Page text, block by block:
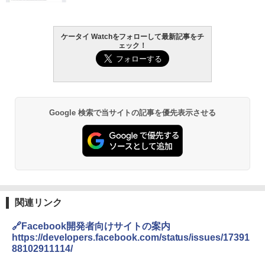
ケータイ Watchをフォローして最新記事をチ
ェック！
Google 検索で当サイトの記事を優先表示させる
関連リンク
🔗Facebook開発者向けサイトの案内
https://developers.facebook.com/status/issues/17391
88102911114/